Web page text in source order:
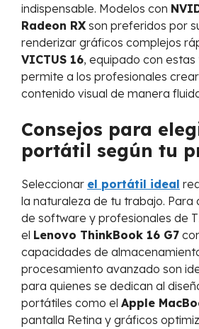
indispensable. Modelos con
Radeon RX son preferidos por
renderizar gráficos complejos
VICTUS 16, equipado con
permite a los profesionales
contenido visual de manera
Consejos para
portátil según tu
Seleccionar el portátil ideal
la naturaleza de tu trabajo. Para
de software y profesionales de
el Lenovo ThinkBook 16 G7
capacidades de
procesamiento avanzado son
para quienes se dedican al
portátiles como el Apple
pantalla Retina y gráficos